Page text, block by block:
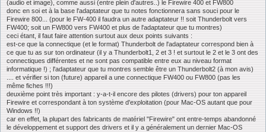
g
e
(audio et image), comme aussi (entre plein d'autres..) le Firewire 400 et FW800
donc en soi et à la base l'adaptateur que tu notes fonctionnera sans souci pour le
Firewire 800... (pour le FW-400 il faudra un autre adaptateur !! soit Thunderbolt vers
FW400; soit un FW800 vers FW400 et plus de l'adaptateur que tu montres)
ceci étant, il faut faire attention surtout aux deux points suivants :
est-ce que la connectique (et le format) Thunderbolt de l'adaptateur correspond bien à
ce que tu as sur ton ordinateur (il y a Thunderbolt1, 2 et 3 ! et surtout le 2 et le 3 ont des
connectiques différentes et ne sont pas compatible entre eux au niveau format
informatique !) ; l'adaptateur que tu montres semble être un Thunderbolt2 (à mon avis)
.... et vérifier si ton (future) appareil a une connectique FW400 ou FW800 (pas les
même fiches !!!)
deuxième point très important : y-a-t-il encore des pilotes (drivers) pour ton appareil
Firewire et correspondant à ton système d'exploitation (pour Mac-OS autant que pour
Windows !!)
car en effet, la plupart des fabricants de matériel "Firewire" ont entre-temps abandonné
le développement et support des drivers et il y a généralement un dernier Mac-OS